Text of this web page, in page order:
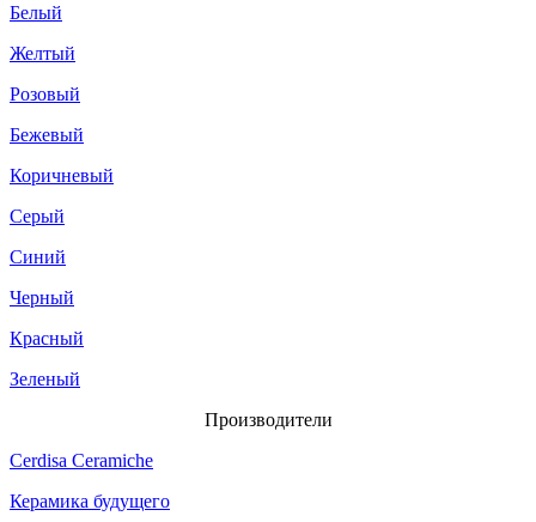
Белый
Желтый
Розовый
Бежевый
Коричневый
Серый
Синий
Черный
Красный
Зеленый
Производители
Cerdisa Ceramiche
Керамика будущего